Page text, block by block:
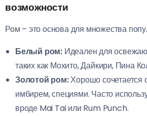
возможности
Ром – это основа для множества
Белый ром: Идеален для
таких как Мохито, Дайкири, Пина
Золотой ром:Хорошо сочетается
имбирем, специями. Часто
вроде Mai Tai или Rum Punch.